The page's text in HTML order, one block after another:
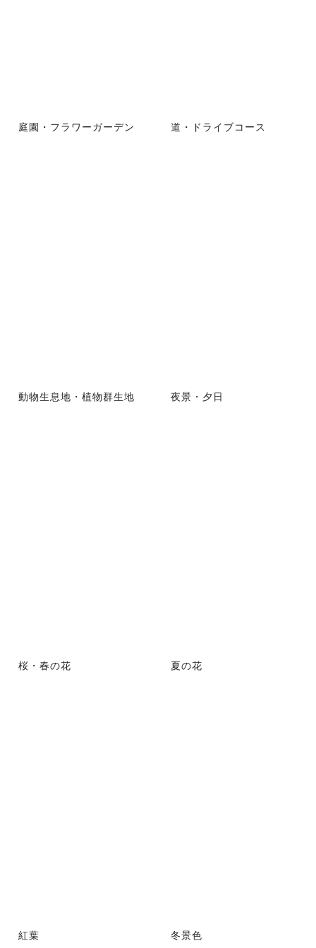
庭園・フラワーガーデン 道・ドライブコース
動物生息地・植物群生地 夜景・夕日
桜・春の花 夏の花
紅葉 冬景色